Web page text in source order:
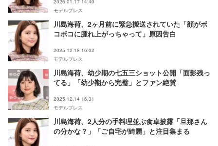
2026.01.17 14:40
モデルプレス
川島海荷、2ヶ月前に緊急搬送されていた「顔がボ
コボコに腫れ上がっちゃって」原因告白
2025.12.18 16:02
モデルプレス
川島海荷、幼少期の七五三ショット公開「面影残っ
てる」「幼少期から完璧」とファン絶賛
2025.12.14 16:31
モデルプレス
川島海荷、2人分の手料理並ぶ食卓披露「旦那さん
の分かな？」「ご自宅が綺麗」と注目集まる